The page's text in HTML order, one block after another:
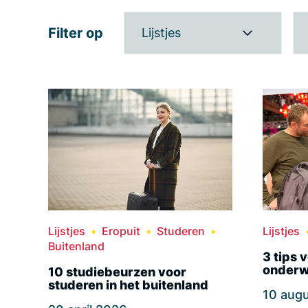
Filter op Lijstjes
Lijstjes Eropuit
Studeren
Buitenland
10 studiebeurzen voor
studeren in het buitenland
Lijstjes
3 tips
10